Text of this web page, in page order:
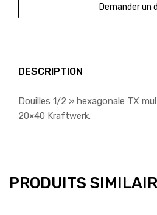
Demander un
DESCRIPTION
Douilles 1/2 » hexagonale TX
20×40 Kraftwerk.
PRODUITS